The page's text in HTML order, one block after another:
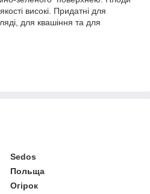
високі. Придатні для
для квашіння та для
Sedos
Польща
Огірок